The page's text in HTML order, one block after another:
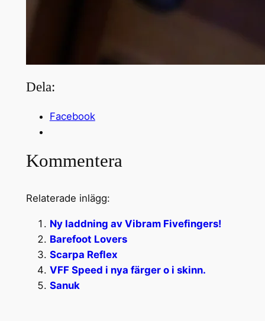
Dela:
Facebook
Kommentera
Relaterade inlägg:
Ny laddning av Vibram Fivefingers!
Barefoot Lovers
Scarpa Reflex
VFF Speed i nya färger o i skinn.
Sanuk